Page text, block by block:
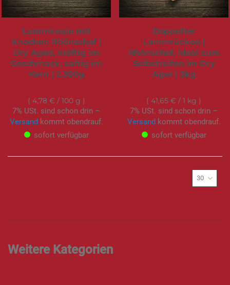
Lammkeule mit
Knochen Rhönschaf |
Dry Aged, kräftig im
Geschmack, saftig im
Kern | 2.300g
4,78 €/ 100 g
7% USt. sind schon drin –
Versandkommt obendrauf.
sofort verfügbar
Doppelter
Lammrücken |
Rhönschaf, ideal zum
Selbstreifen im Dry
Ager | 3kg
41,65 € / 1 kg
7% USt. sind schon drin –
Versandkommt obendrauf.
sofort verfügbar